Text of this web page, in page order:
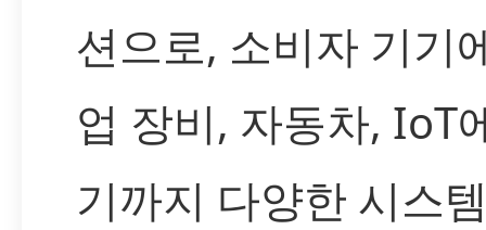
션으로, 소비자 기기
업 장비, 자동차, IoT
기까지 다양한 시스